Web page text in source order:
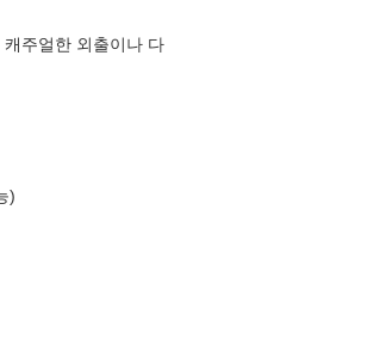
주얼한 외출이나 다
)